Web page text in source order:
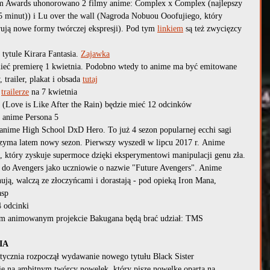
Awards uhonorowano 2 filmy anime: Complex x Complex (najlepszy
i Lu over the wall (Nagroda Nobuou Ooofujiego, który
nowe formy twórczej ekspresji). Pod tym linkiem są też zwycięzcy
Kirara Fantasia. Zajawka
premierę 1 kwietnia. Podobno wtedy to anime ma być emitowane
trailer, plakat i obsada tutaj
trailerze na 7 kwietnia
is Like After the Rain) będzie mieć 12 odcinków
anime Persona 5
High School DxD Hero. To już 4 sezon popularnej ecchi sagi
latem nowy sezon. Pierwszy wyszedł w lipcu 2017 r. Anime
który zyskuje supermoce dzięki eksperymentowi manipulacji genu zła.
Avengers jako uczniowie o nazwie "Future Avengers". Anime
walczą ze złoczyńcami i dorastają - pod opieką Iron Mana,
odcinki
animowanym projekcie Bakugana będą brać udział: TMS
rozpoczął wydawanie nowego tytułu Black Sister